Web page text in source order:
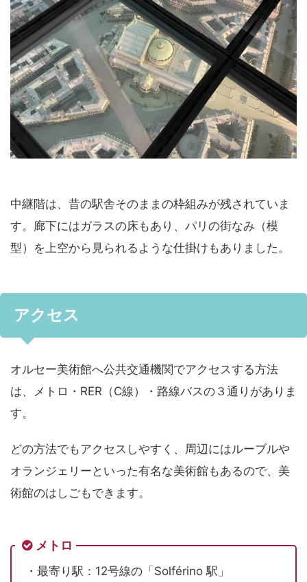
中継階は、昔の駅舎そのままの枠組みが残されていま
す。廊下にはガラスの床もあり、パリの街なみ（模
型）を上空から見られるような仕掛けもありました。
アクセス
オルセー美術館へ公共交通機関でアクセスする方法
は、メトロ・RER（C線）・路線バスの３通りがありま
す。
どの方法でもアクセスしやすく、周辺にはルーブルや
オランジェリーといった有名な美術館もあるので、美
術館のはしごもできます。
メトロ
・最寄り駅：12号線の「Solférino 駅」